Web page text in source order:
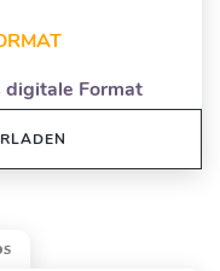
digitale Format